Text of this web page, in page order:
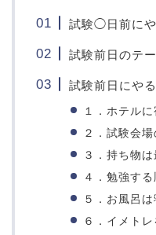
試験◯日前に
試験前日のテ
試験前日にや
１．ホテル
２．試験会
３．持ち物
４．勉強す
５．お風呂
６．イメトレ